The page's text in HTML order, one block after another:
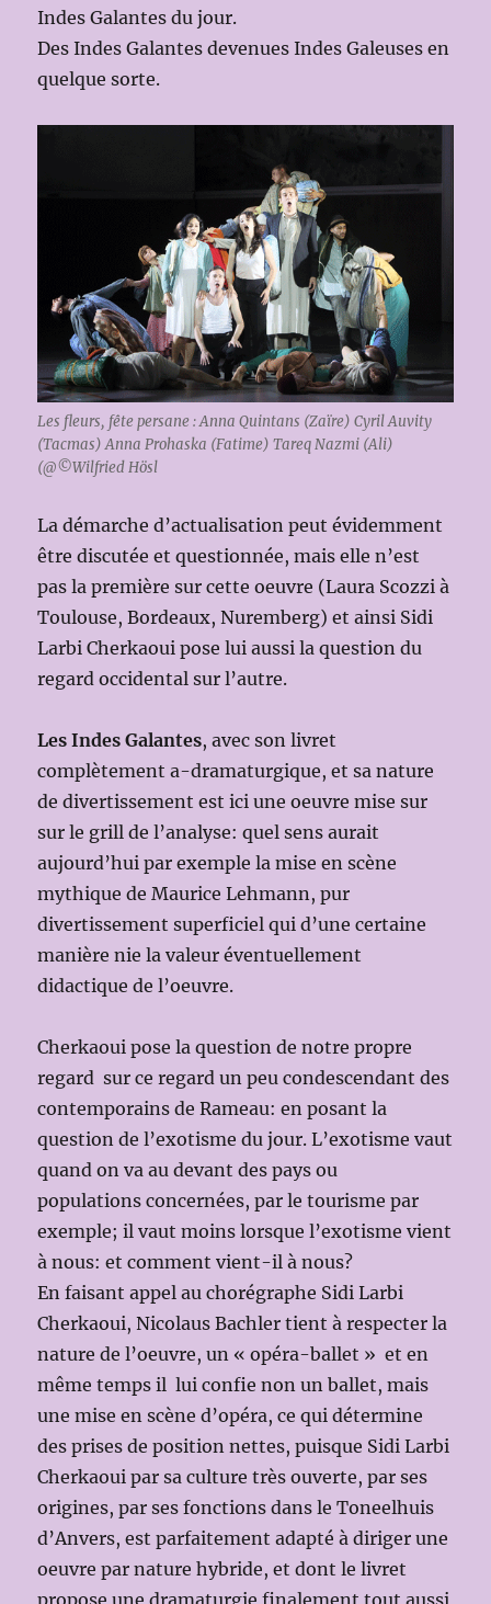
Indes Galantes du jour.
Des Indes Galantes devenues Indes Galeuses en
quelque sorte.
Les fleurs, fête persane : Anna Quintans (Zaïre) Cyril Auvity
(Tacmas) Anna Prohaska (Fatime) Tareq Nazmi (Ali)
(@©Wilfried Hösl
La démarche d’actualisation peut évidemment
être discutée et questionnée, mais elle n’est
pas la première sur cette oeuvre (Laura Scozzi à
Toulouse, Bordeaux, Nuremberg) et ainsi Sidi
Larbi Cherkaoui pose lui aussi la question du
regard occidental sur l’autre.
Les Indes Galantes, avec son livret
complètement a-dramaturgique, et sa nature
de divertissement est ici une oeuvre mise sur
sur le grill de l’analyse: quel sens aurait
aujourd’hui par exemple la mise en scène
mythique de Maurice Lehmann, pur
divertissement superficiel qui d’une certaine
manière nie la valeur éventuellement
didactique de l’oeuvre.
Cherkaoui pose la question de notre propre
regard sur ce regard un peu condescendant des
contemporains de Rameau: en posant la
question de l’exotisme du jour. L’exotisme vaut
quand on va au devant des pays ou
populations concernées, par le tourisme par
exemple; il vaut moins lorsque l’exotisme vient
à nous: et comment vient-il à nous?
En faisant appel au chorégraphe Sidi Larbi
Cherkaoui, Nicolaus Bachler tient à respecter la
nature de l’oeuvre, un « opéra-ballet » et en
même temps il lui confie non un ballet, mais
une mise en scène d’opéra, ce qui détermine
des prises de position nettes, puisque Sidi Larbi
Cherkaoui par sa culture très ouverte, par ses
origines, par ses fonctions dans le Toneelhuis
d’Anvers, est parfaitement adapté à diriger une
oeuvre par nature hybride, et dont le livret
propose une dramaturgie finalement tout aussi